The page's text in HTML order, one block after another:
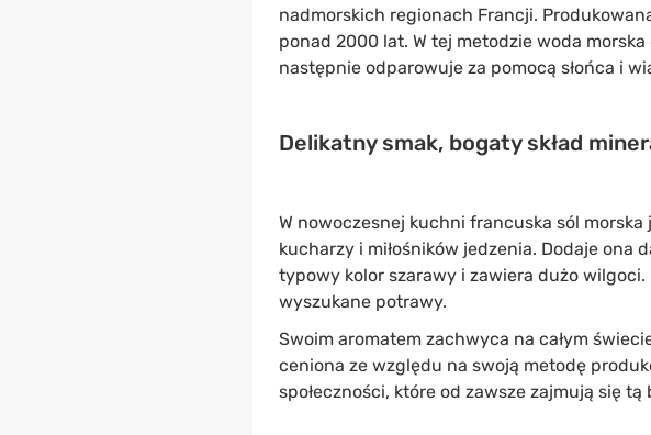
nadmorskich regionach Francji.
ponad 2000 lat. W tej metodzie woda
następnie odparowuje za pomocą słońca i
Delikatny smak, bogaty skład
W nowoczesnej kuchni francuska sól
kucharzy i miłośników jedzenia. Dodaje ona
typowy kolor szarawy i zawiera dużo wilgoci.
wyszukane potrawy.
Swoim aromatem zachwyca na całym
ceniona ze względu na swoją metodę
społeczności, które od zawsze zajmują się tą